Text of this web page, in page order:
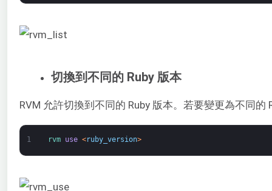
切換到不同的 Ruby 版本
RVM 允許切換到不同的 Ruby 版本。若要變更為不同的
1 rvm use <ruby_version>